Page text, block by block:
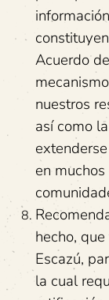
Acuerdo
nuestros
así como
en
hecho,
Escazú,
la cual